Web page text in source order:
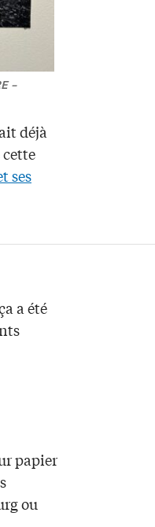
–
déjà
cette
ses
a été
papier
ou